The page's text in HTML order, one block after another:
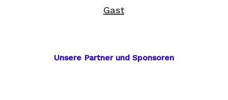
Gast
Unsere Partner und Sponsoren